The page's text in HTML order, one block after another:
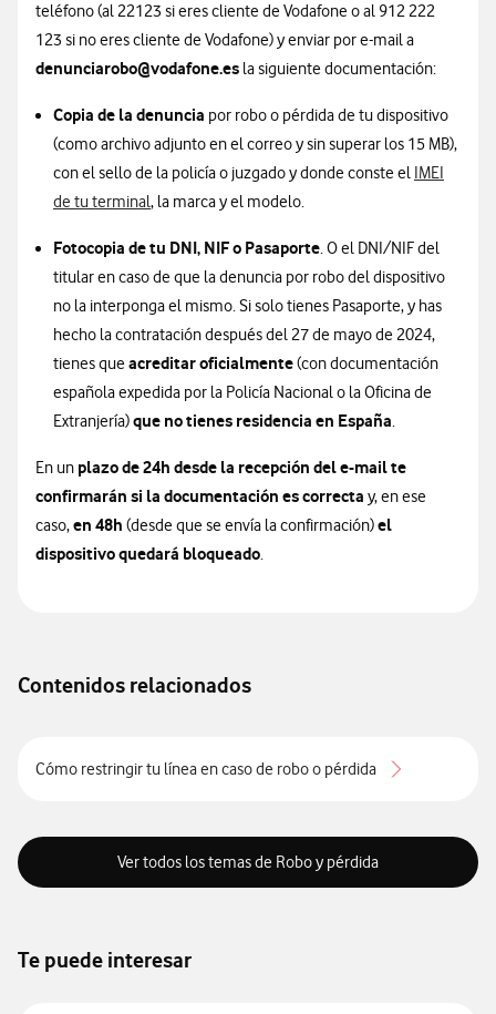
teléfono (al 22123 si eres cliente de Vodafone o al 912 222
123 si no eres cliente de Vodafone) y enviar por e-mail a
denunciarobo@vodafone.es la siguiente documentación:
Copia de la denuncia por robo o pérdida de tu dispositivo
(como archivo adjunto en el correo y sin superar los 15 MB),
con el sello de la policía o juzgado y donde conste el IMEI
de tu terminal, la marca y el modelo.
Fotocopia de tu DNI, NIF o Pasaporte. O el DNI/NIF del
titular en caso de que la denuncia por robo del dispositivo
no la interponga el mismo. Si solo tienes Pasaporte, y has
hecho la contratación después del 27 de mayo de 2024,
tienes queacreditar oficialmente(con documentación
española expedida por la Policía Nacional o la Oficina de
Extranjería)que no tienes residencia en España.
En un plazo de 24h desde la recepción del e-mail te
confirmarán si la documentación es correcta y, en ese
caso,en 48h (desde que se envía la confirmación)el
dispositivo quedará bloqueado.
Contenidos relacionados
Cómo restringir tu línea en caso de robo o pérdida
Ver todos los temas de Robo y pérdida
Te puede interesar